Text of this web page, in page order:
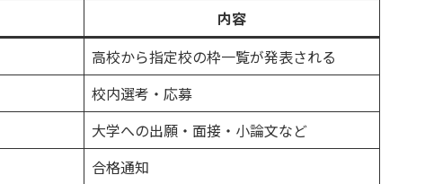
内容
高校から指定校の枠一覧が発表される
校内選考・応募
大学への出願・面接・小論文など
合格通知